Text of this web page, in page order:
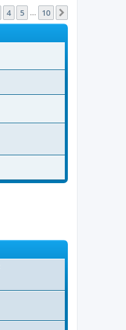
4 5 10